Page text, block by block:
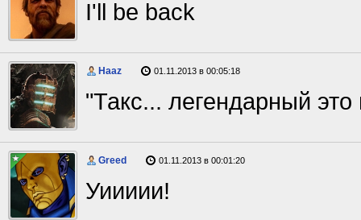
I'll be back
Haaz 01.11.2013 в 00:05:18
"Такс... легендарный
Greed 01.11.2013 в 00:01:20
Уиииии!